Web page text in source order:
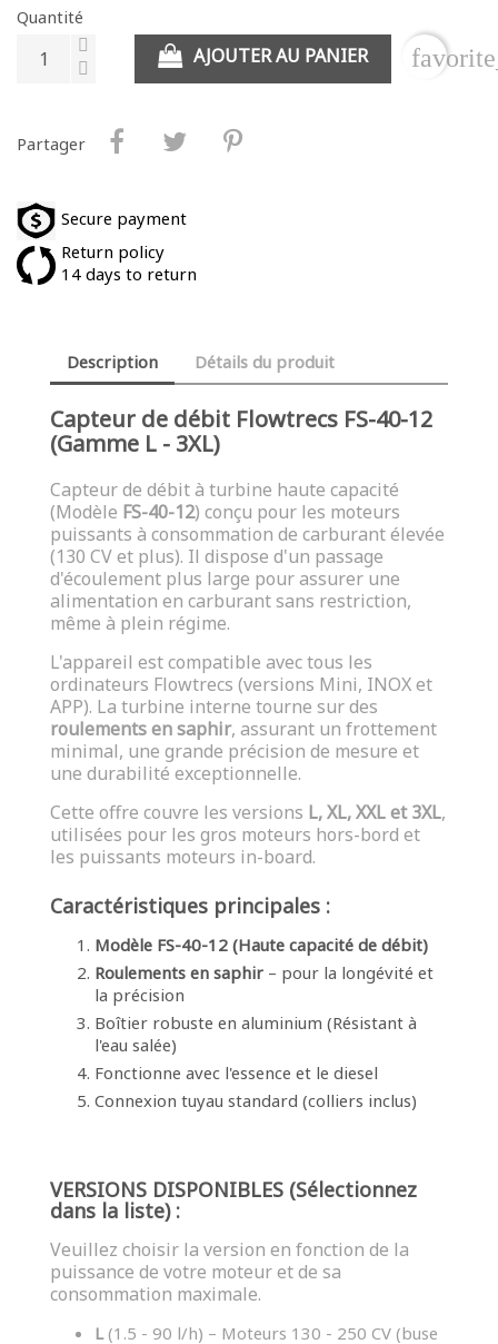
Quantité
AJOUTER AU PANIER
Partager
Secure payment
Return policy
14 days to return
Description Détails du produit
Capteur de débit Flowtrecs FS-40-12
(Gamme L - 3XL)
Capteur de débit à turbine haute capacité
(Modèle FS-40-12) conçu pour les moteurs
puissants à consommation de carburant élevée
(130 CV et plus). Il dispose d'un passage
d'écoulement plus large pour assurer une
alimentation en carburant sans restriction,
même à plein régime.
L'appareil est compatible avec tous les
ordinateurs Flowtrecs (versions Mini, INOX et
APP). La turbine interne tourne sur des
roulements en saphir, assurant un frottement
minimal, une grande précision de mesure et
une durabilité exceptionnelle.
Cette offre couvre les versions L, XL, XXL et 3XL,
utilisées pour les gros moteurs hors-bord et
les puissants moteurs in-board.
Caractéristiques principales :
Modèle FS-40-12 (Haute capacité de débit)
Roulements en saphir – pour la longévité et
la précision
Boîtier robuste en aluminium (Résistant à
l'eau salée)
Fonctionne avec l'essence et le diesel
Connexion tuyau standard (colliers inclus)
VERSIONS DISPONIBLES (Sélectionnez
dans la liste) :
Veuillez choisir la version en fonction de la
puissance de votre moteur et de sa
consommation maximale.
L(1.5 - 90 l/h) – Moteurs 130 - 250 CV (buse